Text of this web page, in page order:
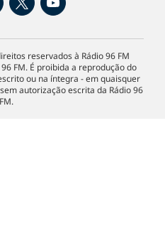
reservados à Rádio 96 FM
FM. É proibida a reprodução do
ou na íntegra - em quaisquer
autorização escrita da Rádio 96
FM.